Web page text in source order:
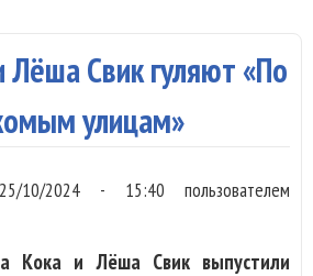
Лёша Свик гуляют «По
улицам»
10/2024 - 15:40 пользователем
Кока и Лёша Свик выпустили